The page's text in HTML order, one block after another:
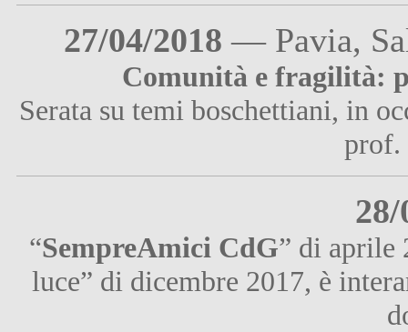
27/04/2018 — Pavia,
Comunità e fragilità:
Serata su temi boschettiani, in
prof.
28/
“SempreAmici CdG” di aprile
luce” di dicembre 2017, è